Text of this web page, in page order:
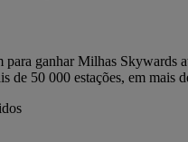
para ganhar Milhas
de 50 000 estações, em mais